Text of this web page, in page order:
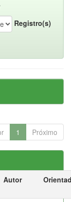
Registro(s)
1 Próximo
Autor